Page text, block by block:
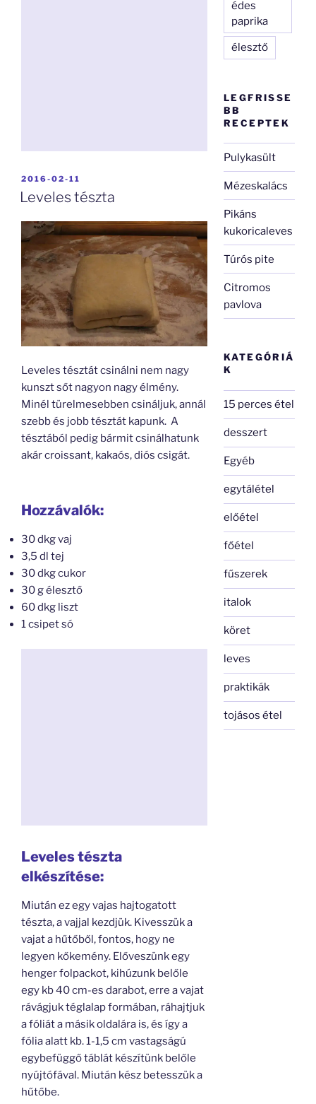
BEKÜLDVE:
2016-02-11
Leveles tészta
Leveles tésztát csinálni nem nagy
kunszt sőt nagyon nagy élmény.
Minél türelmesebben csináljuk, annál
szebb és jobb tésztát kapunk. A
tésztából pedig bármit csinálhatunk
akár croissant, kakaós, diós csigát.
Hozzávalók:
30 dkg vaj
3,5 dl tej
30 dkg cukor
30 g élesztő
60 dkg liszt
1 csipet só
Leveles tészta
elkészítése:
Miután ez egy vajas hajtogatott
tészta, a vajjal kezdjük. Kivesszük a
vajat a hűtőből, fontos, hogy ne
legyen kőkemény. Előveszünk egy
henger folpackot, kihúzunk belőle
egy kb 40 cm-es darabot, erre a vajat
rávágjuk téglalap formában, ráhajtjuk
a fóliát a másik oldalára is, és így a
fólia alatt kb. 1-1,5 cm vastagságú
egybefüggő táblát készítünk belőle
nyújtófával. Miután kész betesszük a
hűtőbe.
édes
paprika
élesztő
LEGFRISSE
BB
RECEPTEK
Pulykasült
Mézeskalács
Pikáns
kukoricaleves
Túrós pite
Citromos
pavlova
KATEGÓRIÁ
K
15 perces étel
desszert
Egyéb
egytálétel
előétel
főétel
fűszerek
italok
köret
leves
praktikák
tojásos étel